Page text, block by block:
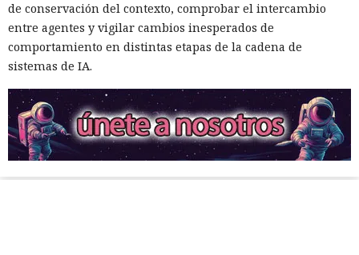
de conservación del contexto, comprobar el intercambio
entre agentes y vigilar cambios inesperados de
comportamiento en distintas etapas de la cadena de
sistemas de IA.